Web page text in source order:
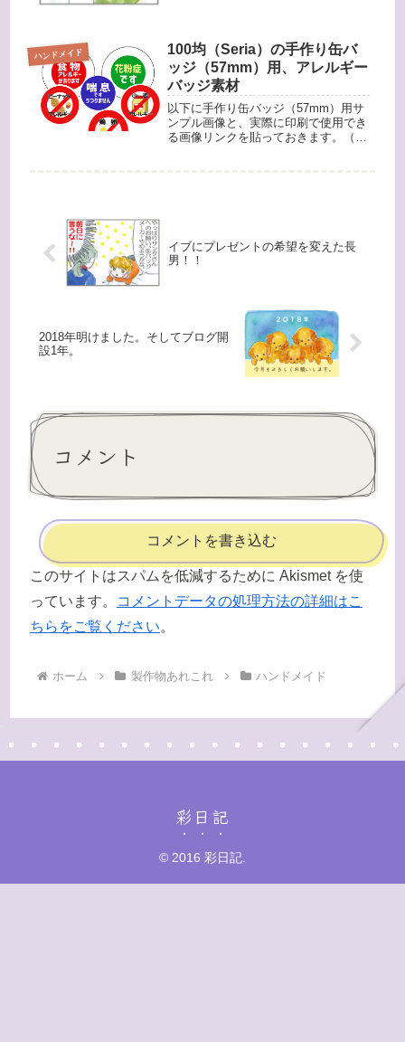
タンで動作を変えます。別売りでフッ
ト...
ハンドメイド
100均（Seria）の手作り缶バ
ッジ（57mm）用、アレルギー
バッジ素材
以下に手作り缶バッジ（57mm）用サ
ンプル画像と、実際に印刷で使用でき
る画像リンクを貼っておきます。（画
イブにプレゼントの希望を変えた長
男！！
2018年明けました。そしてブログ開
設1年。
コメント
コメントを書き込む
このサイトはスパムを低減するために Akismet を使
っています。
コメントデータの処理方法の詳細はこ
ちらをご覧ください。
ホーム 製作物あれこれ ハンドメイド
彩日記
© 2016 彩日記.